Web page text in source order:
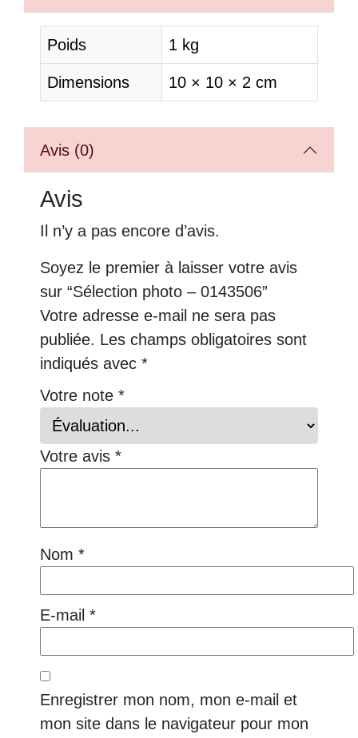
Poids 1 kg
Dimensions 10 × 10 × 2 cm
Avis (0)
Avis
Il n’y a pas encore d’avis.
Soyez le premier à laisser votre avis
sur “Sélection photo – 0143506”
Votre adresse e-mail ne sera pas
publiée. Les champs obligatoires sont
indiqués avec *
Votre note *
Votre avis *
Nom *
E-mail *
Enregistrer mon nom, mon e-mail et
mon site dans le navigateur pour mon